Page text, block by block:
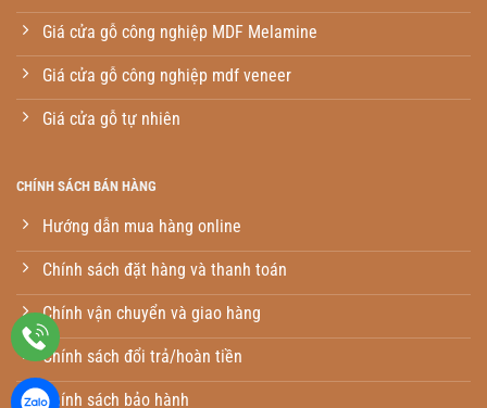
Giá cửa gỗ công nghiệp MDF Melamine
Giá cửa gỗ công nghiệp mdf veneer
Giá cửa gỗ tự nhiên
CHÍNH SÁCH BÁN HÀNG
Hướng dẫn mua hàng online
Chính sách đặt hàng và thanh toán
Chính vận chuyển và giao hàng
Chính sách đổi trả/hoàn tiền
Chính sách bảo hành